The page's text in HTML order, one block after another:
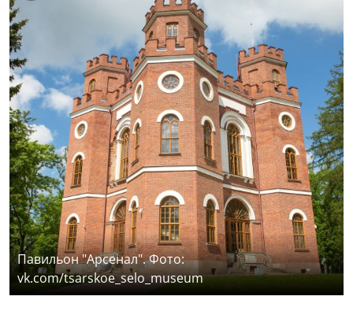
Павильон "Арсенал". Фото:
vk.com/tsarskoe_selo_museum